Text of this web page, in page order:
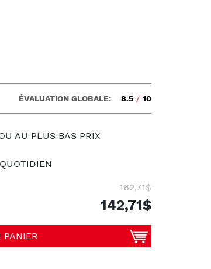
ÉVALUATION GLOBALE: 8.5 / 10
AU PLUS BAS PRIX
162,71$
142,71$
PANIER